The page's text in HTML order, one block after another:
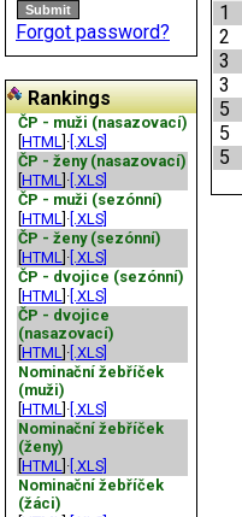
Forgot password?
Rankings
ČP - muži (nasazovací)
HTML ]· [.XLS]
ČP - ženy (nasazovací)
HTML ]· [.XLS]
ČP - muži (sezónní)
HTML ]· [.XLS]
ČP - ženy (sezónní)
HTML ]· [.XLS]
ČP - dvojice (sezónní)
HTML ]· [.XLS]
ČP - dvojice
(nasazovací)
HTML ]· [.XLS]
Nominační žebříček
(muži)
HTML ]· [.XLS]
Nominační žebříček
(ženy)
HTML ]· [.XLS]
Nominační žebříček
(žáci)
1
2
3
3
5
5
5